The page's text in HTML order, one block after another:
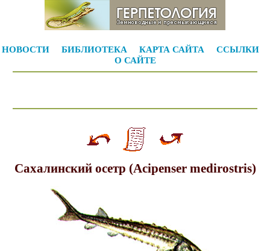
НОВОСТИ БИБЛИОТЕКА КАРТА САЙТА
ССЫЛКИ
О САЙТЕ
Сахалинский осетр (Acipenser medirostris)